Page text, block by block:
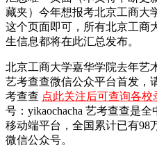
藏夹）今年想报考北京工商大
这个页面即可，所有北京工商
生信息都将在此汇总发布。
北京工商大学嘉华学院去年艺
艺考查查微信公众平台首发，
考查查 点此关注后可查询各校
号：yikaochacha 艺考查查是全
移动端平台，全国累计已有98
微信公众号。